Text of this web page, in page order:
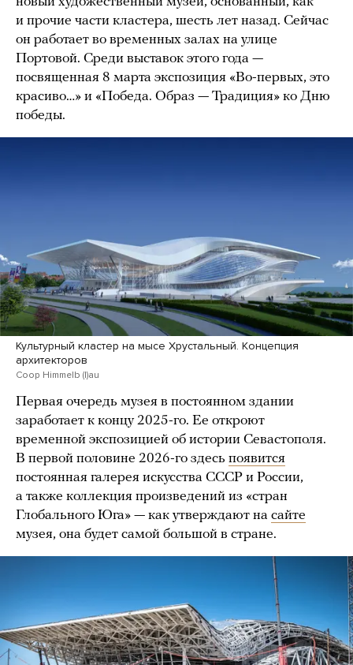
и прочие части кластера, шесть лет назад. Сейчас
он работает во временных залах на улице
Портовой. Среди выставок этого года —
посвященная 8 марта экспозиция «Во-первых, это
красиво…» и «Победа. Образ — Традиция» ко Дню
победы.
Культурный кластер на мысе Хрустальный. Концепция
архитекторов
Coop Himmelb (l)au
Первая очередь музея в постоянном здании
заработает к концу 2025-го. Ее откроют
временной экспозицией об истории Севастополя.
В первой половине 2026-го здесь появится
постоянная галерея искусства СССР и России,
а также коллекция произведений из «стран
Глобального Юга» — как утверждают на сайте
музея, она будет самой большой в стране.